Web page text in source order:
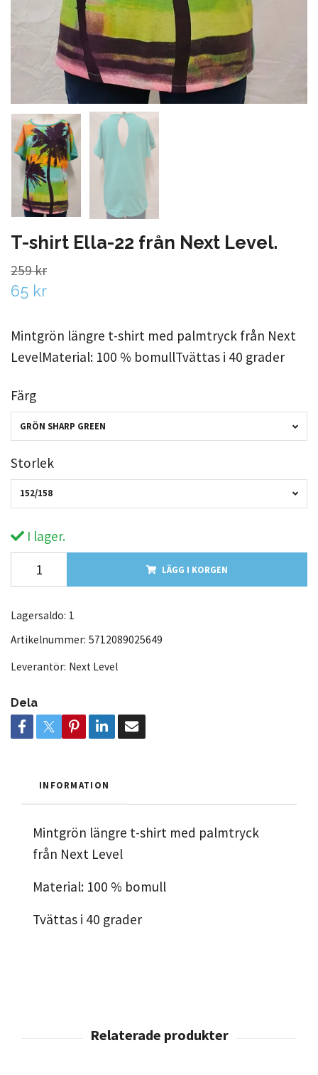
T-shirt Ella-22 från Next Level.
259 kr
65 kr
Mintgrön längre t-shirt med palmtryck från Next
LevelMaterial: 100 % bomullTvättas i 40 grader
Färg
GRÖN SHARP GREEN
Storlek
152/158
I lager.
LÄGG I KORGEN
Lagersaldo: 1
Artikelnummer: 5712089025649
Leverantör: Next Level
Dela
INFORMATION
Mintgrön längre t-shirt med palmtryck
från Next Level
Material: 100 % bomull
Tvättas i 40 grader